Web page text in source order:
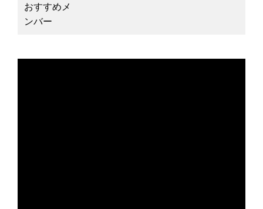
おすすめメ
ンバー